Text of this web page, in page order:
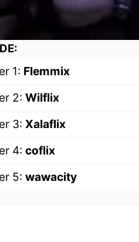
1: Flemmix
2: Wilflix
3: Xalaflix
4: coflix
5: wawacity